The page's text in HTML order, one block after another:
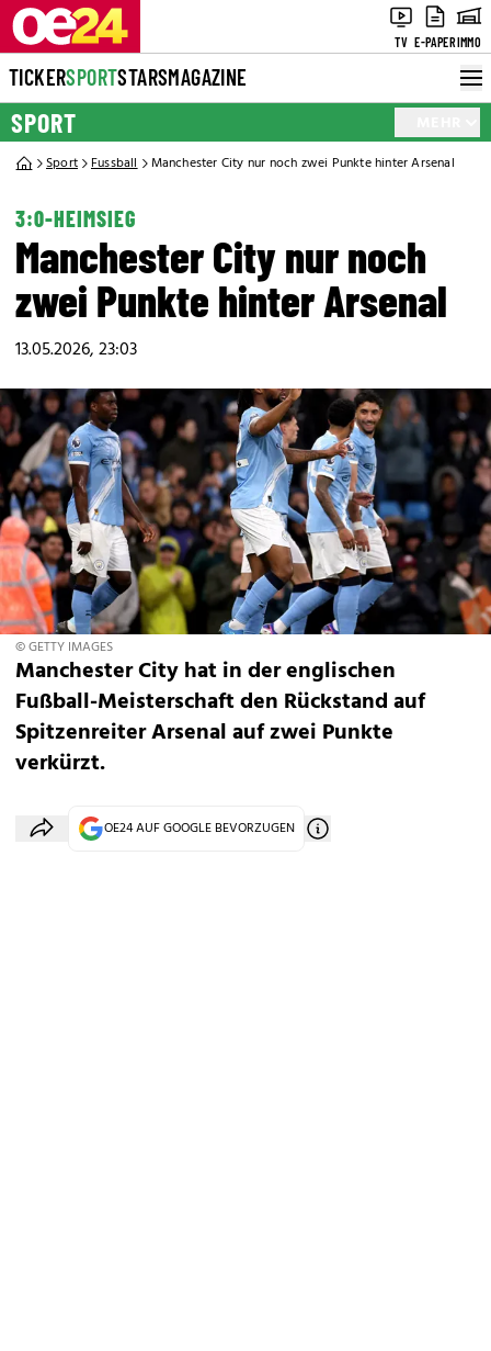
TV E-PAPERIMMO
TICKERSPORTSTARSMAGAZINE
SPORT
Sport Fussball Manchester City nur noch zwei Punkte hinter Arsenal
3:0-HEIMSIEG
Manchester City nur noch
zwei Punkte hinter Arsenal
13.05.2026, 23:03
© GETTY IMAGES
Manchester City hat in der englischen
Fußball-Meisterschaft den Rückstand auf
Spitzenreiter Arsenal auf zwei Punkte
verkürzt.
OE24 AUF GOOGLE BEVORZUGEN